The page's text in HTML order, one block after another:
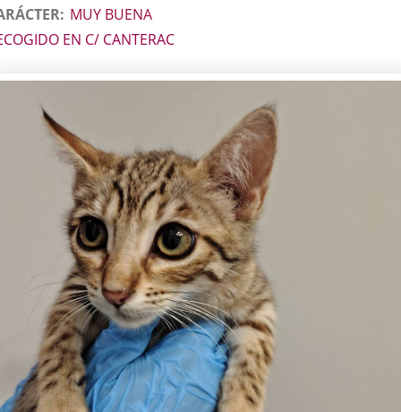
MUY BUENA
EN C/ CANTERAC